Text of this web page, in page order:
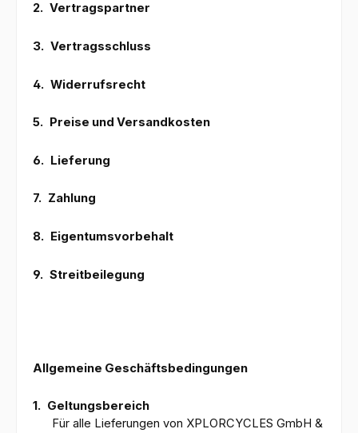
2. Vertragspartner
3. Vertragsschluss
4. Widerrufsrecht
5. Preise und Versandkosten
6. Lieferung
7. Zahlung
8. Eigentumsvorbehalt
9. Streitbeilegung
Allgemeine Geschäftsbedingungen
1. Geltungsbereich
Für alle Lieferungen von XPLORCYCLES GmbH &